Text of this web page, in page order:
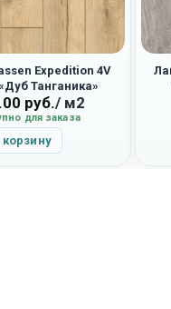
Expedition 4V
Танганика»
руб./ м2
для заказа
корзину